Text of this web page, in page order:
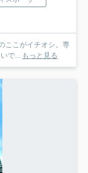
ここがイチオシ。専
で... もっと見る